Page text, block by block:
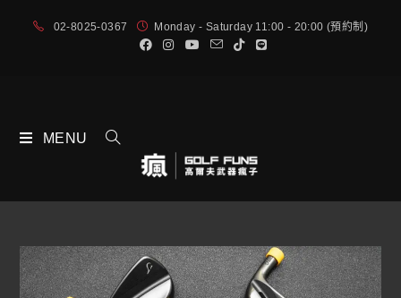
02-8025-0367 Monday - Saturday 11:00 - 20:00 (預約制)
MENU